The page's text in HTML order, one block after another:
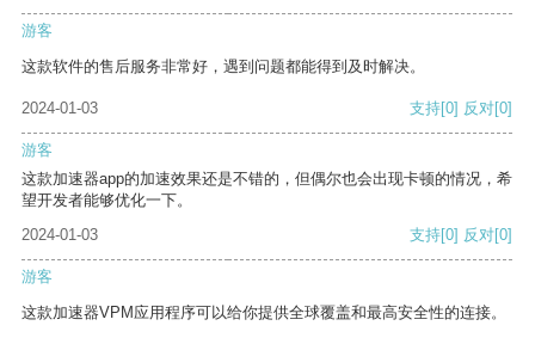
游客
这款软件的售后服务非常好，遇到问题都能得到及时解决。
2024-01-03 支持[0] 反对[0]
游客
这款加速器app的加速效果还是不错的，但偶尔也会出现卡顿的情况，希
望开发者能够优化一下。
2024-01-03
支持[0] 反对[0]
游客
这款加速器VPM应用程序可以给你提供全球覆盖和最高安全性的连接。